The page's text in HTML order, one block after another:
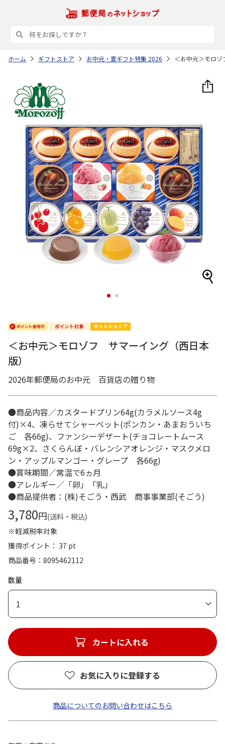
ホーム ギフトストア お中元・夏ギフト特集 2026 ＜お中元＞モロ
1 2
＜お中元＞モロゾフ サマーイング（西日本
版）
2026年郵便局のお中元 百貨店の贈り物
●商品内容／カスタードプリン64g(カラメルソース4g
付)×4、凍らせてシャーベット(ポンカン・あまおういち
ご 各66g)、ファンシーデザート(チョコレートムース
69g×2、さくらんぼ・バレンシアオレンジ・マスクメロ
ン・アップルマンゴー・グレープ 各66g)
●賞味期間／常温で6ヵ月
●アレルギー／「卵」「乳」
●商品提供者：(株)そごう・西武 商事事業部(そごう)
3,780円(送料・税込)
※軽減税率対象
獲得ポイント： 37 pt
商品番号
8095462112
数量
1
カートに入れる
お気に入りに登録する
商品についてのお問い合わせはこちら